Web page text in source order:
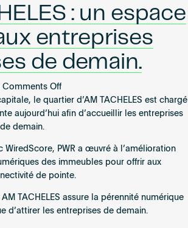
Immo
: un espace
entreprises
de demain.
Comments Offon
AM
TACHELES
espace
adapté
aux
entreprises
berlinoises
le quartier d’AM TACHELES est chargé
aujourd’hui afin d’accueillir les entreprises
demain.
WiredScore, PWR a œuvré à l’amélioration
des immeubles pour offrir aux
de pointe.
TACHELES assure la pérennité numérique
d’attirer les entreprises de demain.